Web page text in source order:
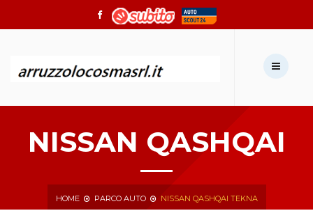
NISSAN QASHQAI
HOME PARCO AUTO NISSAN QASHQAI TEKNA